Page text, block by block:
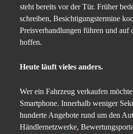
steht bereits vor der Tür. Früher
schreiben, Besichtigungstermine
Preisverhandlungen führen und auf
hoffen.
Heute läuft vieles anders.
Wer ein Fahrzeug verkaufen
Smartphone. Innerhalb weniger
hunderte Angebote rund um den
Händlernetzwerke,